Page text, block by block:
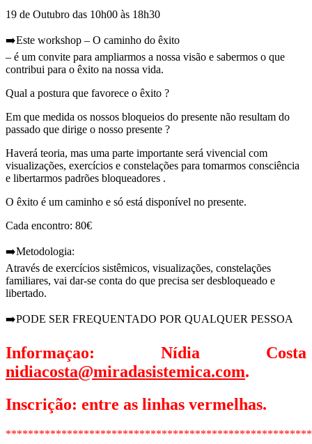
19 de Outubro das 10h00 às 18h30
➡️Este workshop – O caminho do êxito
– é um convite para ampliarmos a nossa visão e sabermos o que
contribui para o êxito na nossa vida.
Qual a postura que favorece o êxito ?
Em que medida os nossos bloqueios do presente não resultam do
passado que dirige o nosso presente ?
Haverá teoria, mas uma parte importante será vivencial com
visualizações, exercícios e constelações para tomarmos consciência
e libertarmos padrões bloqueadores .
O êxito é um caminho e só está disponível no presente.
Cada encontro: 80€
➡️Metodologia:
Através de exercícios sistêmicos, visualizações, constelações
familiares, vai dar-se conta do que precisa ser desbloqueado e
libertado.
➡️PODE SER FREQUENTADO POR QUALQUER PESSOA
Informaçao: Nídia Costa
nidiacosta@miradasistemica.com.
Inscrição: entre as linhas vermelhas.